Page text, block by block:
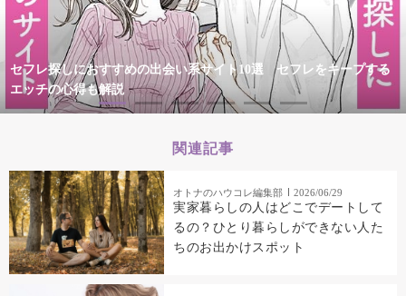
セフレ探しにおすすめの出会い系サイト10選 セフレをキープする
エッチの心得も解説
関連記事
オトナのハウコレ編集部 2026/06/29
実家暮らしの人はどこでデートして
るの？ひとり暮らしができない人た
ちのお出かけスポット